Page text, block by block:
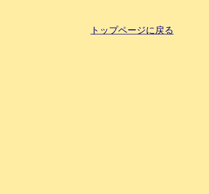
トップページに戻る